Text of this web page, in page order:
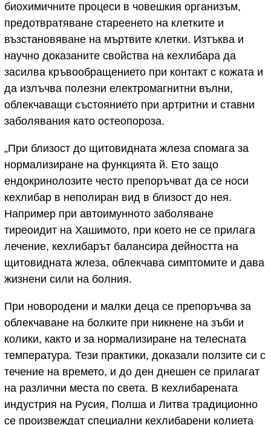
биохимичните процеси в човешкия организъм,
предотвратяване стареенето на клетките и
възстановяване на мъртвите клетки. Изтъква и
научно доказаните свойства на кехлибара да
засилва кръвообращението при контакт с кожата и
да излъчва полезни електромагнитни вълни,
облекчаващи състоянието при артритни и ставни
заболявания като остеопороза.
„При близост до щитовидната жлеза спомага за
нормализиране на функцията й. Ето защо
ендокринолозите често препоръчват да се носи
кехлибар в неполиран вид в близост до нея.
Например при автоимунното заболяване
тиреоидит на Хашимото, при което не се прилага
лечение, кехлибарът балансира дейността на
щитовидната жлеза, облекчава симптомите и дава
жизнени сили на болния.
При новородени и малки деца се препоръчва за
облекчаване на болките при никнене на зъби и
колики, както и за нормализиране на телесната
температура. Тези практики, доказали ползите си с
течение на времето, и до ден днешен се прилагат
на различни места по света. В кехлибарената
индустрия на Русия, Полша и Литва традиционно
се произвеждат специални кехлибарени колиета